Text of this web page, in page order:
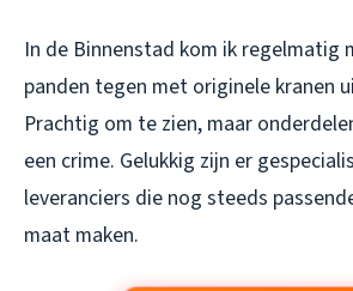
In de Binnenstad kom ik regelmatig
panden tegen met originele kranen
Prachtig om te zien, maar
een crime. Gelukkig zijn er
leveranciers die nog steeds
maat maken.